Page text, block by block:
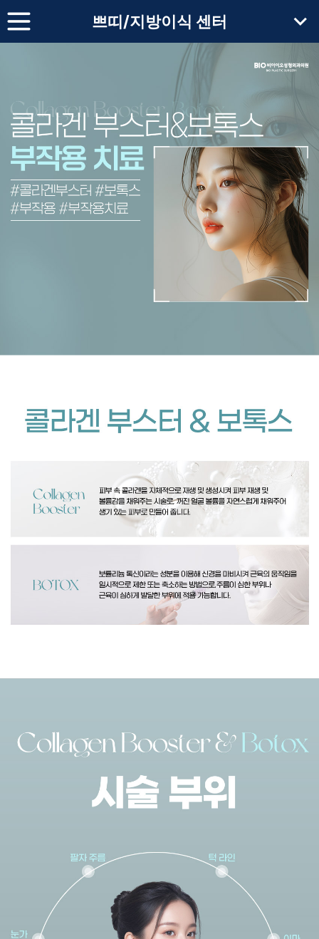
쁘띠/지방이식 센터